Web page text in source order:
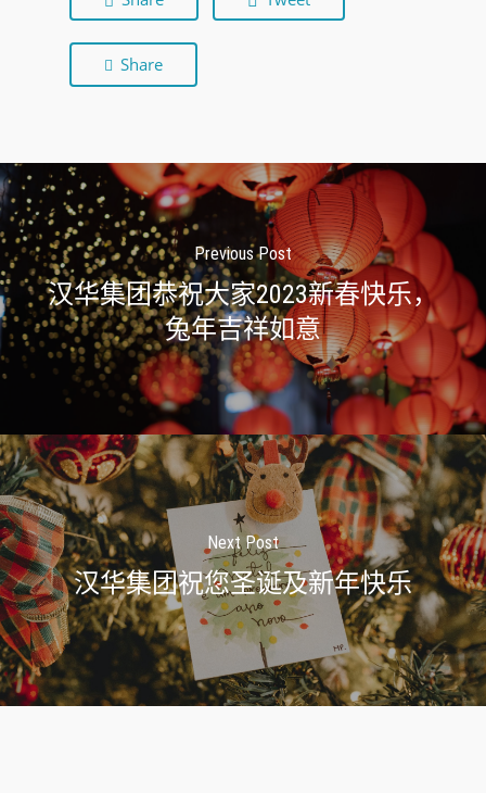
Share
Previous Post
汉华集团恭祝大家2023新春快乐，
兔年吉祥如意
Next Post
汉华集团祝您圣诞及新年快乐